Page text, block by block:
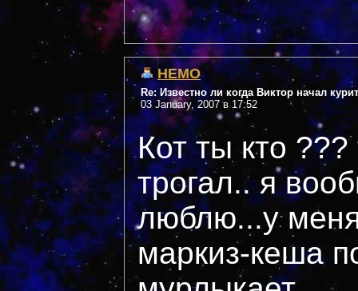
НЕМО
Re: Известно ли когда Виктор начал
03 January, 2007 в 17:52
Кот ты кто
трогал.. я
люблю...у
маркиз-кеша